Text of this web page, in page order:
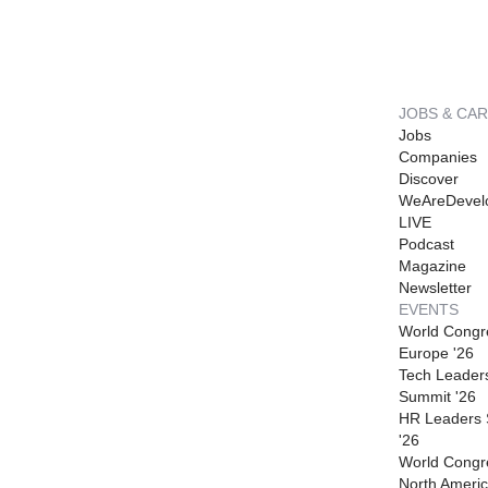
JOBS &
Jobs
Companies
Discover
LIVE
Podcast
Magazine
Newsletter
EVENTS
World
Europe '26
Tech
Summit '26
HR Leaders
'26
World
North